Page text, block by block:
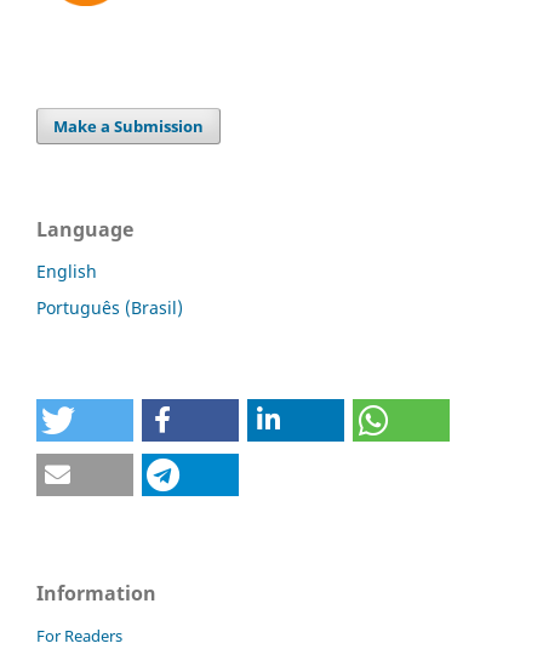
Make a Submission
Language
English
Português (Brasil)
Information
For Readers